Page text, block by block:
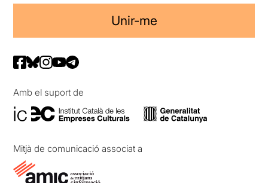
Unir-me
Amb el suport de
Mitjà de comunicació associat a